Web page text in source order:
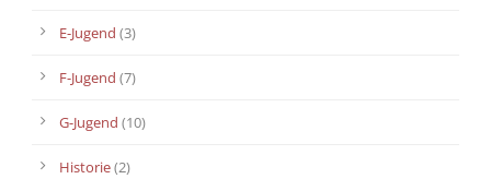
E-Jugend (3)
F-Jugend (7)
G-Jugend (10)
Historie(2)